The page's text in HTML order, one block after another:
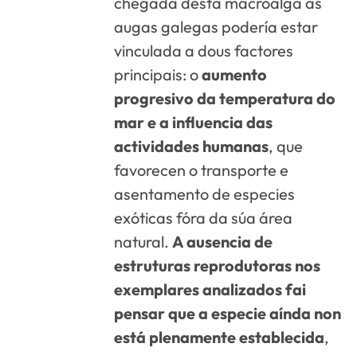
augas galegas podería estar
vinculada a dous factores
principais: oaumento
progresivo da temperatura do
mar e a influencia das
actividades humanas, que
favorecen o transporte e
asentamento de especies
exóticas fóra da súa área
natural.A ausencia de
estruturas reprodutoras nos
exemplares analizados fai
pensar que a especie aínda non
está plenamente establecida,